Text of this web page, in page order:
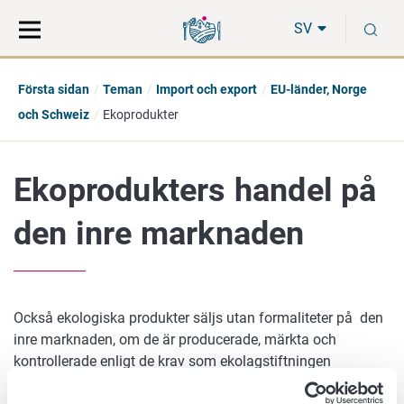
direkt
till
på
hela
SV
Första sidan Teman Import och export
EU-länder, Norge
och Schweiz
Ekoprodukter
Ekoprodukters handel på
den inre marknaden
Också ekologiska produkter säljs utan formaliteter på den
inre marknaden, om de är producerade, märkta och
kontrollerade enligt de krav som ekolagstiftningen